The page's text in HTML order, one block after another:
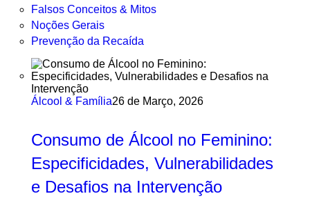
Falsos Conceitos & Mitos
Noções Gerais
Prevenção da Recaída
Álcool & Família26 de Março, 2026
Consumo de Álcool no Feminino:
Especificidades, Vulnerabilidades
e Desafios na Intervenção